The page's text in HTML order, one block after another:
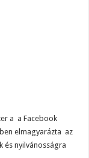
a a Facebook
elmagyarázta az
és nyilvánosságra